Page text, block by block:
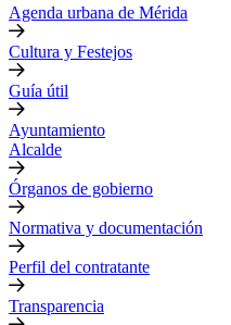
Agenda urbana de Mérida
Cultura y Festejos
Guía útil
Ayuntamiento
Alcalde
Órganos de gobierno
Normativa y documentación
Perfil del contratante
Transparencia